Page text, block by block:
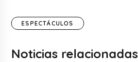
ESPECTÁCULOS
Noticias relacionadas